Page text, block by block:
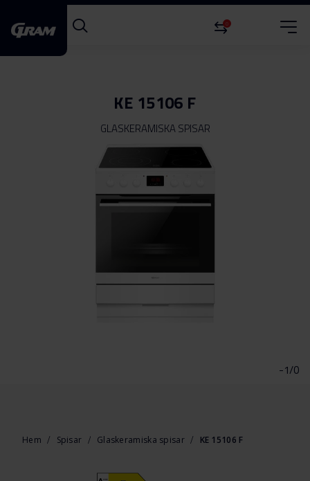
0
KE 15106 F
GLASKERAMISKA SPISAR
-1/0
Hem Spisar Glaskeramiska spisar KE 15106 F